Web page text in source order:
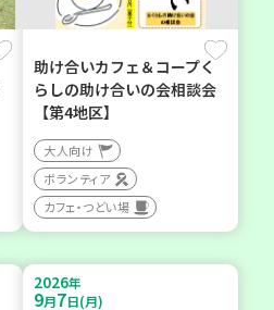
助け合いカフェ＆コープく
らしの助け合いの会相談会
【第4地区】
大人向け
ボランティア
カフェ・つどい場
2026年
9月7日(月)